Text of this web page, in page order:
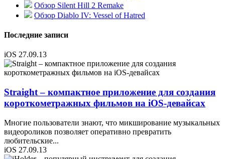
Обзор Silent Hill 2 Remake
Обзор Diablo IV: Vessel of Hatred
Последние записи
iOS 27.09.13
Straight – компактное приложение для создания
короткометражных фильмов на iOS-девайсах
Многие пользователи знают, что микширование музыкальных
видеороликов позволяет оперативно превратить
любительские...
iOS 27.09.13